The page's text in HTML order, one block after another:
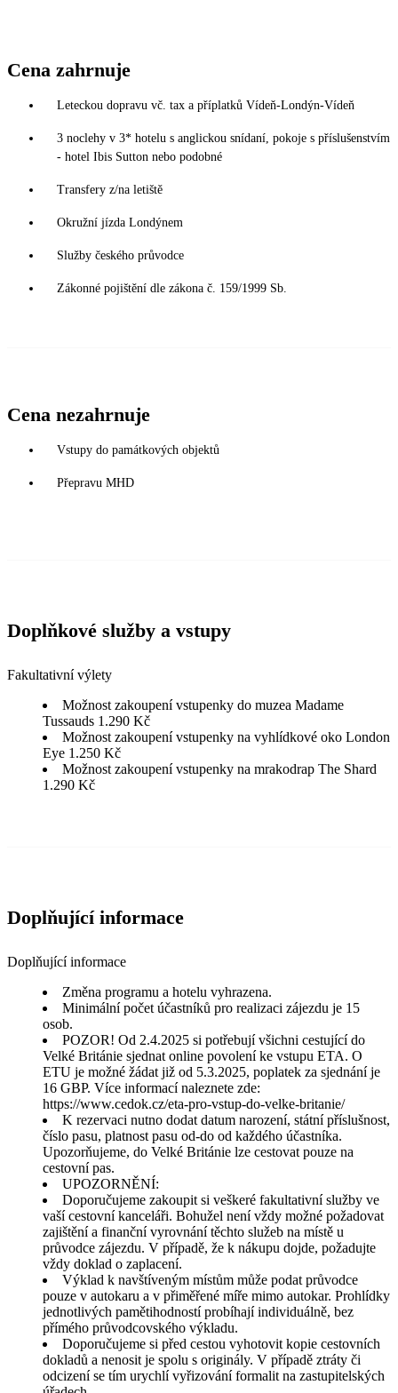
Cena zahrnuje
Leteckou dopravu vč. tax a příplatků Vídeň-Londýn-Vídeň
3 noclehy v 3* hotelu s anglickou snídaní, pokoje s příslušenstvím
- hotel Ibis Sutton nebo podobné
Transfery z/na letiště
Okružní jízda Londýnem
Služby českého průvodce
Zákonné pojištění dle zákona č. 159/1999 Sb.
Cena nezahrnuje
Vstupy do památkových objektů
Přepravu MHD
Doplňkové služby a vstupy
Fakultativní výlety
Možnost zakoupení vstupenky do muzea Madame
Tussauds 1.290 Kč
Možnost zakoupení vstupenky na vyhlídkové oko London
Eye 1.250 Kč
Možnost zakoupení vstupenky na mrakodrap The Shard
1.290 Kč
Doplňující informace
Doplňující informace
Změna programu a hotelu vyhrazena.
Minimální počet účastníků pro realizaci zájezdu je 15
osob.
POZOR! Od 2.4.2025 si potřebují všichni cestující do
Velké Británie sjednat online povolení ke vstupu ETA. O
ETU je možné žádat již od 5.3.2025, poplatek za sjednání je
16 GBP. Více informací naleznete zde:
https://www.cedok.cz/eta-pro-vstup-do-velke-britanie/
K rezervaci nutno dodat datum narození, státní příslušnost,
číslo pasu, platnost pasu od-do od každého účastníka.
Upozorňujeme, do Velké Británie lze cestovat pouze na
cestovní pas.
UPOZORNĚNÍ:
Doporučujeme zakoupit si veškeré fakultativní služby ve
vaší cestovní kanceláři. Bohužel není vždy možné požadovat
zajištění a finanční vyrovnání těchto služeb na místě u
průvodce zájezdu. V případě, že k nákupu dojde, požadujte
vždy doklad o zaplacení.
Výklad k navštíveným místům může podat průvodce
pouze v autokaru a v přiměřené míře mimo autokar. Prohlídky
jednotlivých pamětihodností probíhají individuálně, bez
přímého průvodcovského výkladu.
Doporučujeme si před cestou vyhotovit kopie cestovních
dokladů a nenosit je spolu s originály. V případě ztráty či
odcizení se tím urychlí vyřizování formalit na zastupitelských